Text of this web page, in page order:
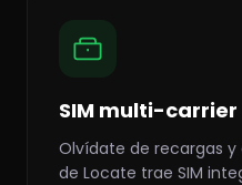
SIM multi-
Olvídate de recargas y
de Locate trae SIM